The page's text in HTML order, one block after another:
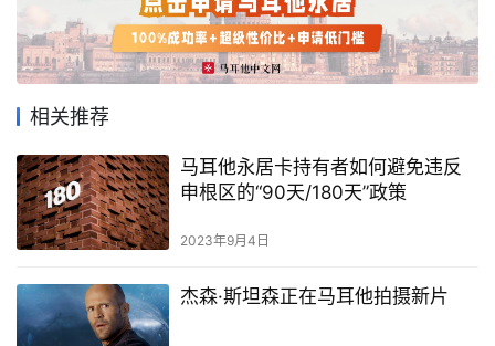
耳
他
移
民
留
学
教
相关推荐
马耳他永居卡持有者如何避免违反
申根区的“90天/180天”政策
2023年9月4日
杰森·斯坦森正在马耳他拍摄新片